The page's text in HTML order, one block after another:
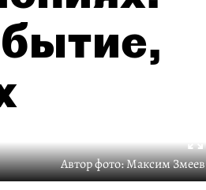
Автор фото:Максим Змеев